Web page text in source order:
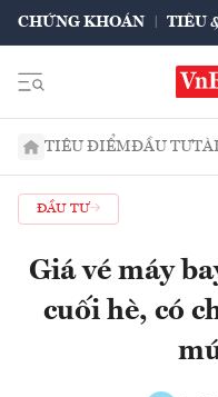
CHỨNG KHOÁN TIÊU
TIÊU ĐIỂMĐẦU TƯ
ĐẦU TƯ
Giá vé máy
cuối hè, có